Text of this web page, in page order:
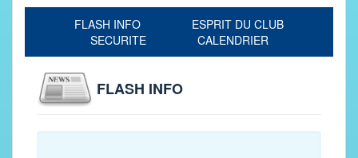
FLASH INFO
ESPRIT DU CLUB
SECURITE
CALENDRIER
FLASH INFO